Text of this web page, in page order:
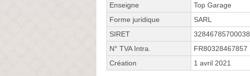
Enseigne
Top Garage
Forme juridique
SARL
SIRET
32846785700038
N° TVA Intra.
FR80328467857
Création
1 avril 2021